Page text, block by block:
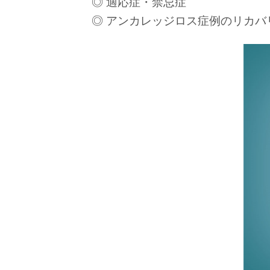
◎ アンカレッジロス症例のリカバ